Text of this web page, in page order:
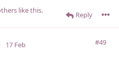
Reply
like this.
#49
17 Feb